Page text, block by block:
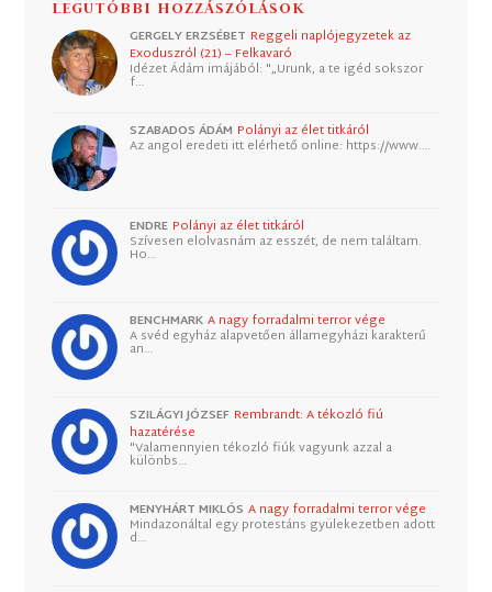
LEGUTÓBBI HOZZÁSZÓLÁSOK
GERGELY ERZSÉBET Reggeli naplójegyzetek az
Exoduszról (21) – Felkavaró
Idézet Ádám imájából: "„Urunk, a te igéd sokszor
f…
SZABADOS ÁDÁM Polányi az élet titkáról
Az angol eredeti itt elérhető online: https://www.…
ENDRE Polányi az élet titkáról
Szívesen elolvasnám az esszét, de nem találtam.
Ho…
BENCHMARK A nagy forradalmi terror vége
A svéd egyház alapvetően államegyházi karakterű
an…
SZILÁGYI JÓZSEF Rembrandt: A tékozló fiú
hazatérése
"Valamennyien tékozló fiúk vagyunk azzal a
különbs…
MENYHÁRT MIKLÓS A nagy forradalmi terror vége
Mindazonáltal egy protestáns gyülekezetben adott
d…